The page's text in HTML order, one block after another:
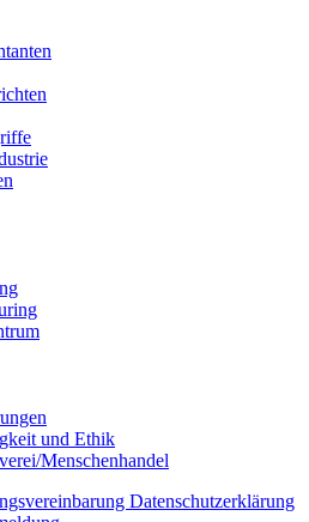
und Ethik
Menschenhandel
Datenschutzerklärung